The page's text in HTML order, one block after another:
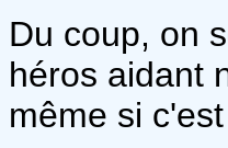
Du coup, on
héros aidant
même si